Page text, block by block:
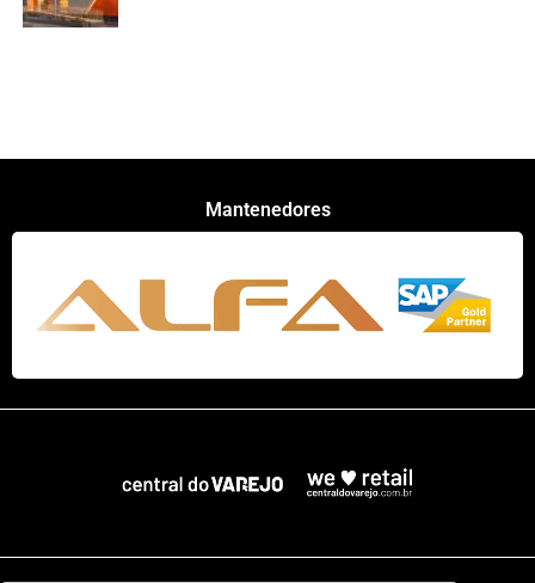
Mantenedores